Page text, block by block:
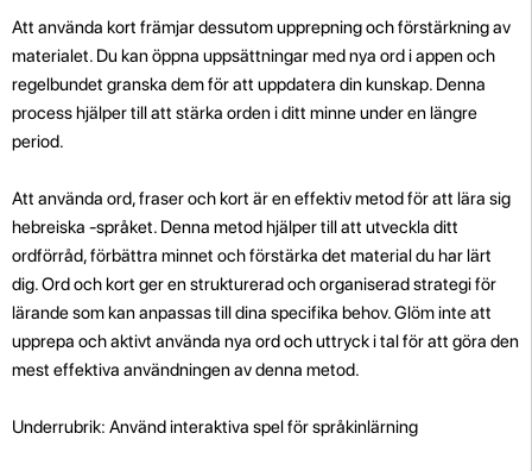
Att använda kort främjar dessutom upprepning och förstärkning av
materialet. Du kan öppna uppsättningar med nya ord i appen och
regelbundet granska dem för att uppdatera din kunskap. Denna
process hjälper till att stärka orden i ditt minne under en längre
period.
Att använda ord, fraser och kort är en effektiv metod för att lära sig
hebreiska -språket. Denna metod hjälper till att utveckla ditt
ordförråd, förbättra minnet och förstärka det material du har lärt
dig. Ord och kort ger en strukturerad och organiserad strategi för
lärande som kan anpassas till dina specifika behov. Glöm inte att
upprepa och aktivt använda nya ord och uttryck i tal för att göra den
mest effektiva användningen av denna metod.
Underrubrik: Använd interaktiva spel för språkinlärning